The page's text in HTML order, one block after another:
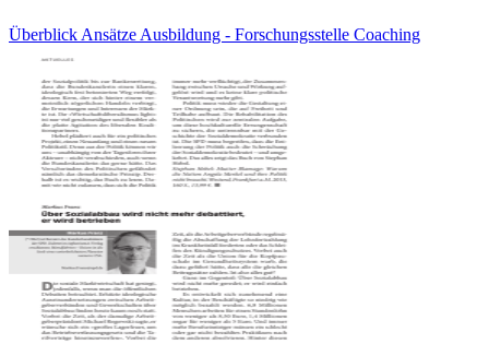
Überblick Ansätze Ausbildung - Forschungsstelle Coaching